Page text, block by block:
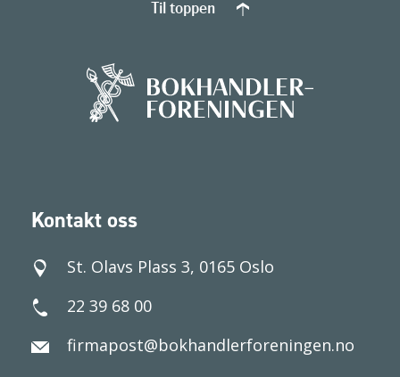
Kontakt oss
St. Olavs Plass 3, 0165 Oslo
22 39 68 00
firmapost@bokhandlerforeningen.no
Til toppen